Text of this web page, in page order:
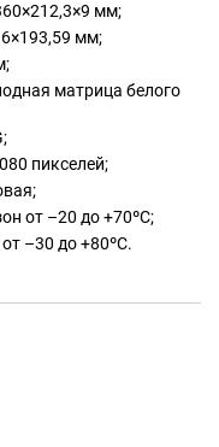
мм;
мм;
матрица белого
пикселей;
от –20 до +70ºС;
–30 до +80ºС.